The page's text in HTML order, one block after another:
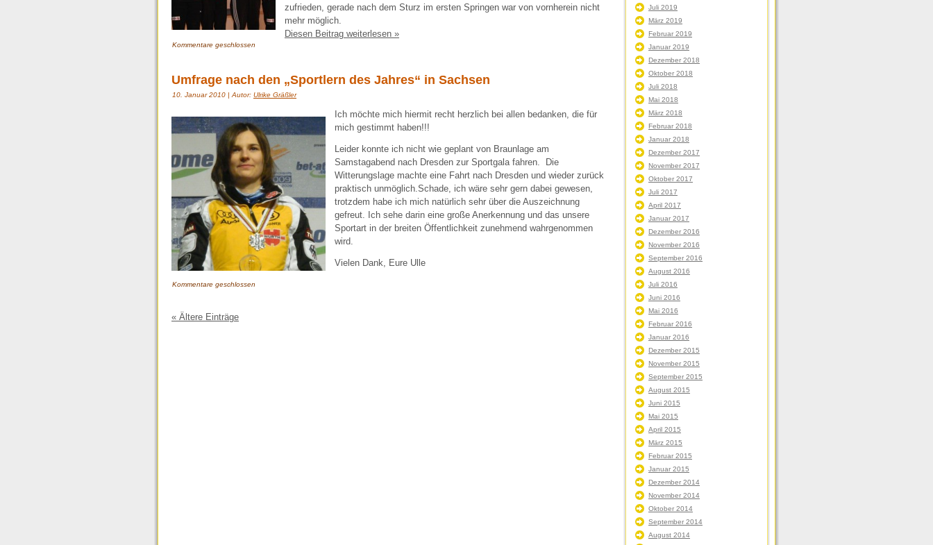
zufrieden, gerade nach dem Sturz im ersten Springen war von vornherein nicht
mehr möglich.
Diesen Beitrag weiterlesen »
Kommentare geschlossen
Umfrage nach den „Sportlern des Jahres“ in Sachsen
10. Januar 2010 | Autor: Ulrike Gräßler
Ich möchte mich hiermit recht herzlich bei allen bedanken, die für
mich gestimmt haben!!!
Leider konnte ich nicht wie geplant von Braunlage am
Samstagabend nach Dresden zur Sportgala fahren. Die
Witterungslage machte eine Fahrt nach Dresden und wieder zurück
praktisch unmöglich.Schade, ich wäre sehr gern dabei gewesen,
trotzdem habe ich mich natürlich sehr über die Auszeichnung
gefreut. Ich sehe darin eine große Anerkennung und das unsere
Sportart in der breiten Öffentlichkeit zunehmend wahrgenommen
wird.
Vielen Dank, Eure Ulle
Kommentare geschlossen
« Ältere Einträge
Juli 2019
März 2019
Februar 2019
Januar 2019
Dezember 2018
Oktober 2018
Juli 2018
Mai 2018
März 2018
Februar 2018
Januar 2018
Dezember 2017
November 2017
Oktober 2017
Juli 2017
April 2017
Januar 2017
Dezember 2016
November 2016
September 2016
August 2016
Juli 2016
Juni 2016
Mai 2016
Februar 2016
Januar 2016
Dezember 2015
November 2015
September 2015
August 2015
Juni 2015
Mai 2015
April 2015
März 2015
Februar 2015
Januar 2015
Dezember 2014
November 2014
Oktober 2014
September 2014
August 2014